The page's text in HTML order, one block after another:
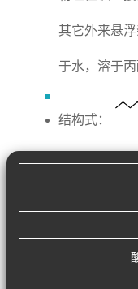
其它外来悬
于水，溶于丙
结构式：